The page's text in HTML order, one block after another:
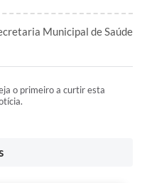
Municipal de Saúde
o primeiro a curtir esta